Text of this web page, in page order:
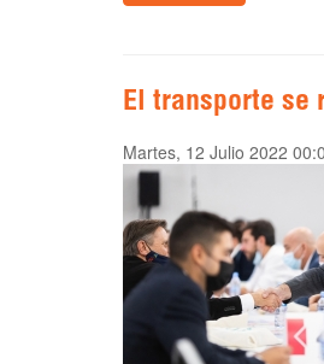
El transporte se
Martes, 12 Julio 2022